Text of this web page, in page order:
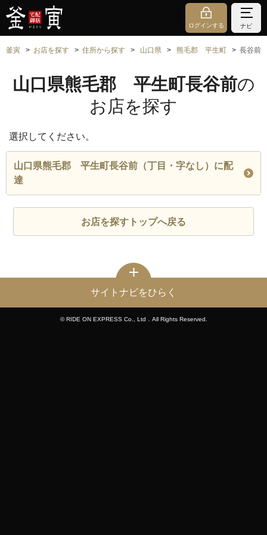
ログインする ナビ
釜寅 お店を探す 住所から探す 山口県 熊毛郡 平生町 長谷前
山口県熊毛郡 平生町長谷前の
お店を探す
選択してください。
山口県熊毛郡 平生町長谷前（丁目・字なし）に配
達
お店を探すトップへ戻る
サイトナビをひらく
© RIDE ON EXPRESS Co., Ltd．All Rights Reserved.